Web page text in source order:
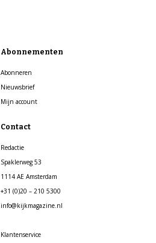
Abonnementen
Abonneren
Nieuwsbrief
Mijn account
Contact
Redactie
Spaklerweg 53
1114 AE Amsterdam
+31 (0)20 – 210 5300
info@kijkmagazine.nl
Klantenservice